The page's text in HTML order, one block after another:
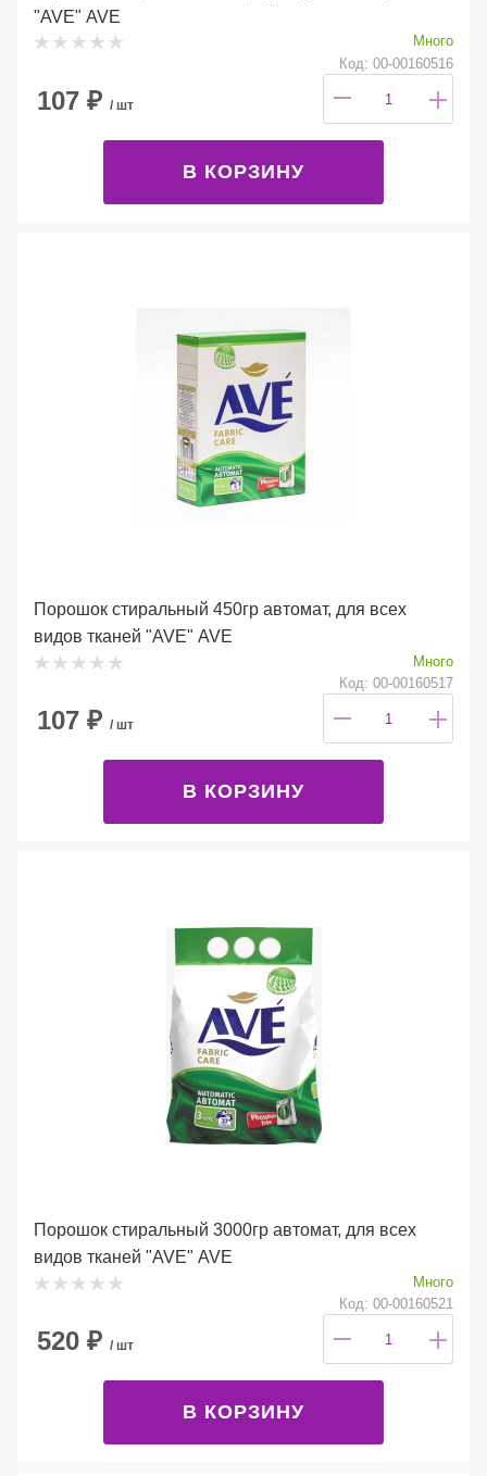
"AVE" AVE
Много
Код: 00-00160516
107 ₽ / шт
В КОРЗИНУ
Порошок стиральный 450гр автомат, для всех
видов тканей "AVE" AVE
Много
Код: 00-00160517
107 ₽ / шт
В КОРЗИНУ
Порошок стиральный 3000гр автомат, для всех
видов тканей "AVE" AVE
Много
Код: 00-00160521
520 ₽ / шт
В КОРЗИНУ